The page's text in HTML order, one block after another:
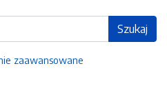
Szukaj
zaawansowane